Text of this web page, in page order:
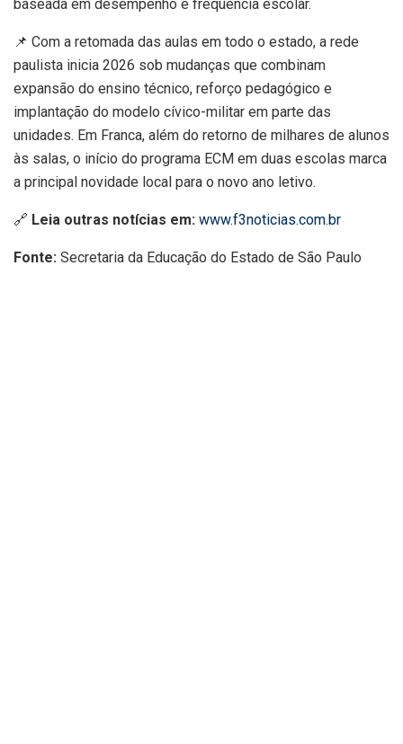
baseada em desempenho e frequência escolar.
📌 Com a retomada das aulas em todo o estado, a rede
paulista inicia 2026 sob mudanças que combinam
expansão do ensino técnico, reforço pedagógico e
implantação do modelo cívico-militar em parte das
unidades. Em Franca, além do retorno de milhares de alunos
às salas, o início do programa ECM em duas escolas marca
a principal novidade local para o novo ano letivo.
🔗 Leia outras notícias em: www.f3noticias.com.br
Fonte: Secretaria da Educação do Estado de São Paulo